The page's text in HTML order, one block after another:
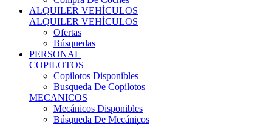
ALQUILER VEHÍCULOS
ALQUILER VEHÍCULOS
Ofertas
Búsquedas
PERSONAL
COPILOTOS
Copilotos Disponibles
Busqueda De Copilotos
MECANICOS
Mecánicos Disponibles
Búsqueda De Mecánicos